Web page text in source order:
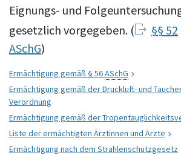
Eignungs- und
gesetzlich vorgegeben. (
§§ 52
ASchG)
Ermächtigung gemäß § 56ASchG
Ermächtigung gemäß der Druckluft- und
Verordnung
Ermächtigung gemäß der
Liste der ermächtigten Ärztinnen und Ärzte
Ermächtigung nach dem Strahlenschutzgesetz